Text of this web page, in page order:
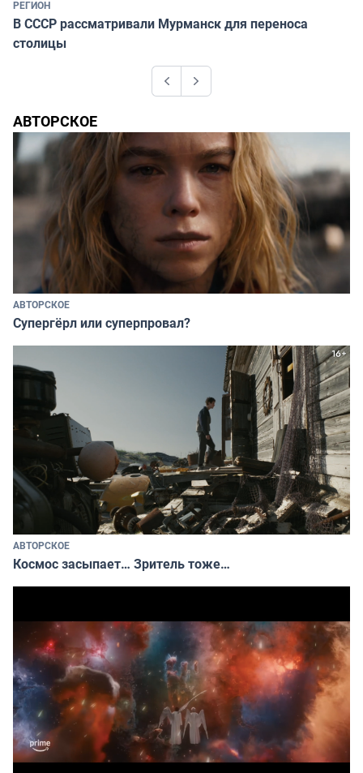
РЕГИОН
В СССР рассматривали Мурманск для переноса
столицы
PreviousNext
АВТОРСКОЕ
АВТОРСКОЕ
Супергёрл или суперпровал?
АВТОРСКОЕ
Космос засыпает… Зритель тоже…